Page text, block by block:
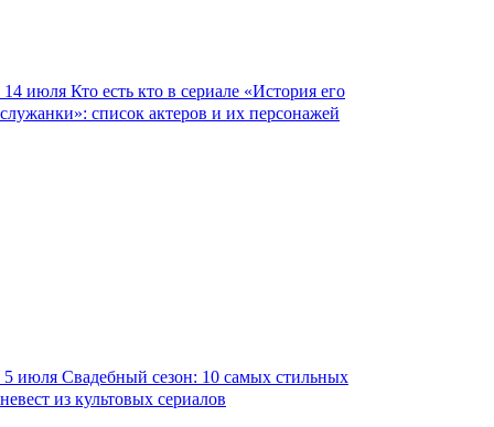
14 июля Кто есть кто в сериале «История его
служанки»: список актеров и их персонажей
5 июля Свадебный сезон: 10 самых стильных
невест из культовых сериалов